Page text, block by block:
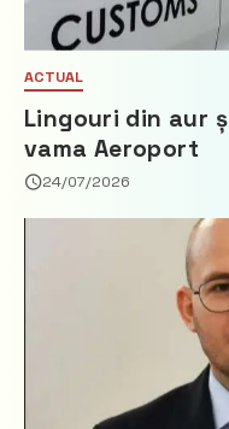
ACTUAL
Lingouri din aur
vama Aeroport
24/07/2026